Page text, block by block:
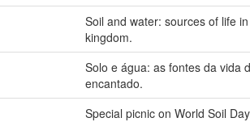
Soil and water: sources of life
kingdom.
Solo e água: as fontes da vida
encantado.
Special picnic on World Soil